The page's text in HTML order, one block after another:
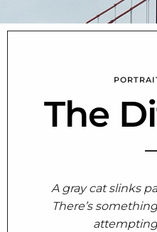
The
A gray cat slinks
There’s